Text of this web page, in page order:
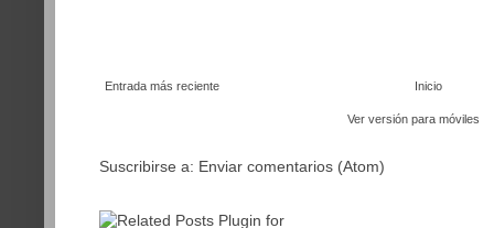
Entrada más reciente Inicio
Ver versión para móviles
Suscribirse a: Enviar comentarios (Atom)